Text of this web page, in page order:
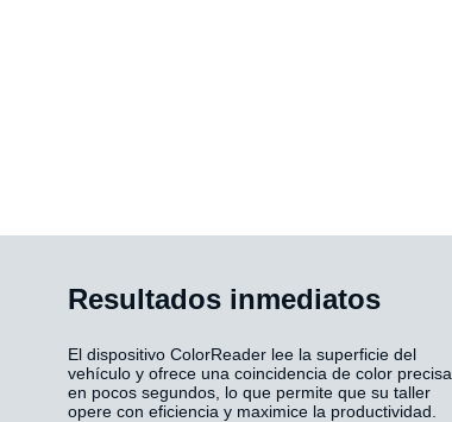
Resultados inmediatos
El dispositivo ColorReader lee la superficie del
vehículo y ofrece una coincidencia de color precisa
en pocos segundos, lo que permite que su taller
opere con eficiencia y maximice la productividad.